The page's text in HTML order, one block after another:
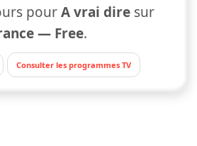
pourA vrai diresur
— Free.
Consulter les programmes TV